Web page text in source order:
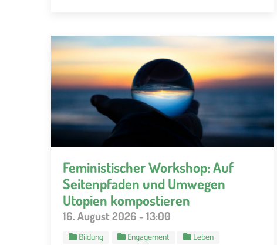
Feministischer Workshop: Auf
Seitenpfaden und Umwegen
Utopien kompostieren
16. August 2026 - 13:00
Bildung Engagement
Leben